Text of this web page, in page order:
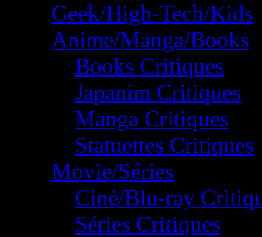
Geek/High-Tech/Kids
Anime/Manga/Books
Books Critiques
Japanim Critiques
Manga Critiques
Statuettes Critiques
Movie/Séries
Ciné/Blu-ray
Séries Critiques